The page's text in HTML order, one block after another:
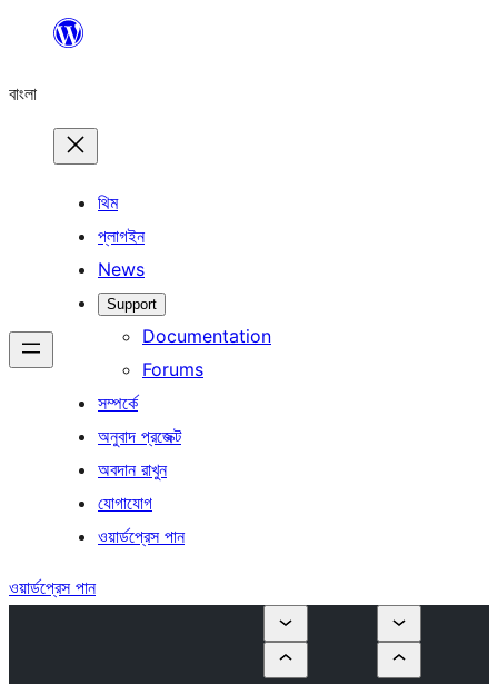
যান
বাংলা
থিম
প্লাগইন
News
Support
Documentation
Forums
সম্পর্কে
অনুবাদ প্রজেক্ট
অবদান রাখুন
যোগাযোগ
ওয়ার্ডপ্রেস পান
ওয়ার্ডপ্রেস পান